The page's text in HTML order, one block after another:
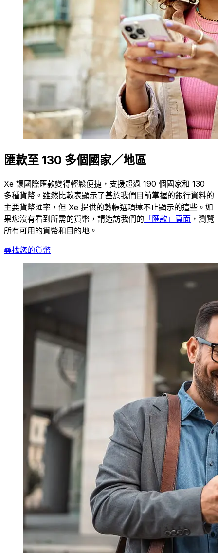
匯款至 130 多個國家／地區
Xe 讓國際匯款變得輕鬆便捷，支援超過 190 個國家和 130
多種貨幣。雖然比較表顯示了基於我們目前掌握的銀行資料的
主要貨幣匯率，但 Xe 提供的轉帳選項遠不止顯示的這些。如
果您沒有看到所需的貨幣，請造訪我們的 「匯款」頁面 ，瀏覽
所有可用的貨幣和目的地。
尋找您的貨幣